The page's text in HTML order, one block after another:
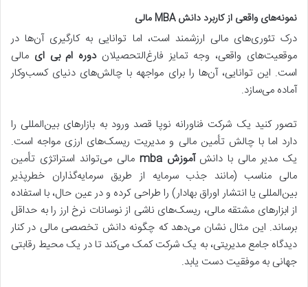
نمونه‌های واقعی از کاربرد دانش MBA مالی
درک تئوری‌های مالی ارزشمند است، اما توانایی به کارگیری آن‌ها در
موقعیت‌های واقعی، وجه تمایز فارغ‌التحصیلان دوره ام بی ای مالی
است. این توانایی، آن‌ها را برای مواجهه با چالش‌های دنیای کسب‌وکار
آماده می‌سازد.
تصور کنید یک شرکت فناورانه نوپا قصد ورود به بازارهای بین‌المللی را
دارد اما با چالش تأمین مالی و مدیریت ریسک‌های ارزی مواجه است.
یک مدیر مالی با دانش آموزش mba
مالی می‌تواند استراتژی تأمین
مالی مناسب (مانند جذب سرمایه از طریق سرمایه‌گذاران خطرپذیر
بین‌المللی یا انتشار اوراق بهادار) را طراحی کرده و در عین حال، با استفاده
از ابزارهای مشتقه مالی، ریسک‌های ناشی از نوسانات نرخ ارز را به حداقل
برساند. این مثال نشان می‌دهد که چگونه دانش تخصصی مالی در کنار
دیدگاه جامع مدیریتی، به یک شرکت کمک می‌کند تا در یک محیط رقابتی
جهانی به موفقیت دست یابد.